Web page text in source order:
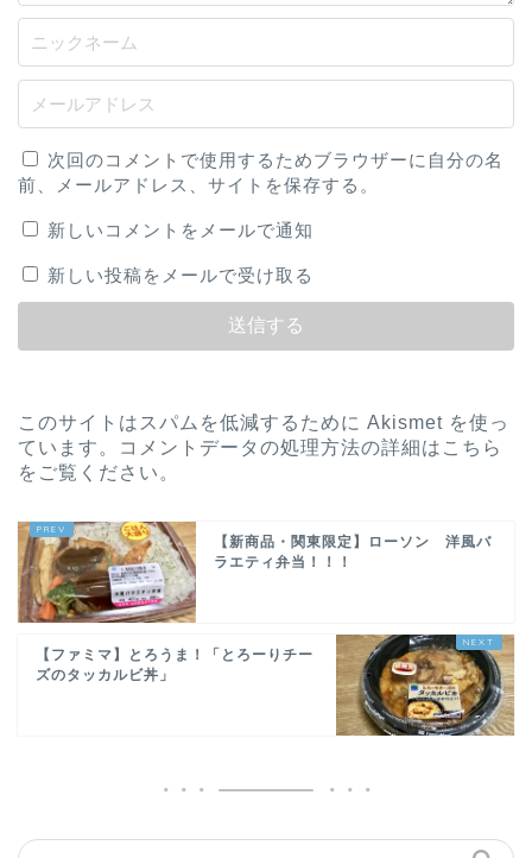
次回のコメントで使用するためブラウザーに自分の名
前、メールアドレス、サイトを保存する。
新しいコメントをメールで通知
新しい投稿をメールで受け取る
このサイトはスパムを低減するために Akismet を使っ
ています。
コメントデータの処理方法の詳細はこちら
をご覧ください。
【新商品・関東限定】ローソン 洋風バ
ラエティ弁当！！！
【ファミマ】とろうま！「とろーりチー
ズのタッカルビ丼」